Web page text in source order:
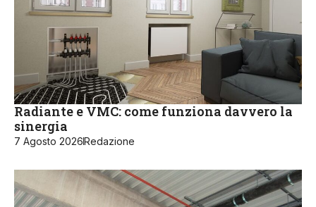
Radiante e VMC: come funziona davvero la
sinergia
7 Agosto 2026Redazione